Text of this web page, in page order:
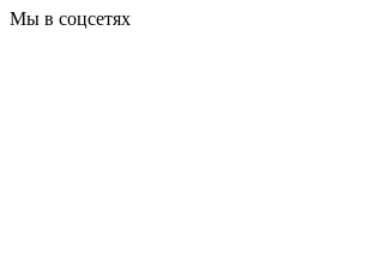
Мы в соцсетях